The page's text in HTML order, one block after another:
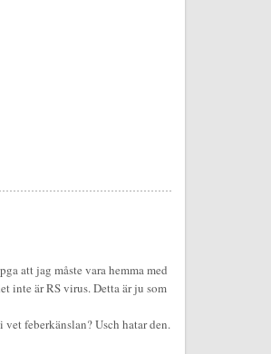
att jag måste vara hemma med
inte är RS virus. Detta är ju som
feberkänslan? Usch hatar den.